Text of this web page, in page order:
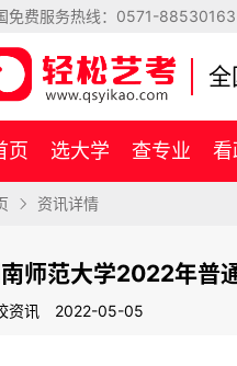
免费服务热线： 0571-88530163
全
页 选大学 查专业 看
资讯详情
师范大学2022年普
资讯 2022-05-05